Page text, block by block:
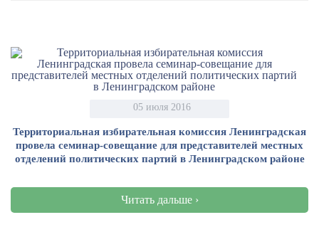
05 июля 2016
Территориальная избирательная комиссия Ленинградская
провела семинар-совещание для представителей местных
отделений политических партий в Ленинградском районе
Читать дальше ›